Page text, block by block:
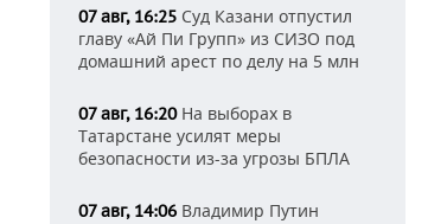
07 авг, 16:25 Суд Казани отпустил
главу «Ай Пи Групп» из СИЗО под
домашний арест по делу на 5 млн
07 авг, 16:20На выборах в
Татарстане усилят меры
безопасности из-за угрозы БПЛА
07 авг, 14:06 Владимир Путин